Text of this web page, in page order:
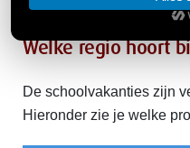
de eerste werkdagmaak
Welke regio hoort
De schoolvakanties zijn
Hieronder zie je welke